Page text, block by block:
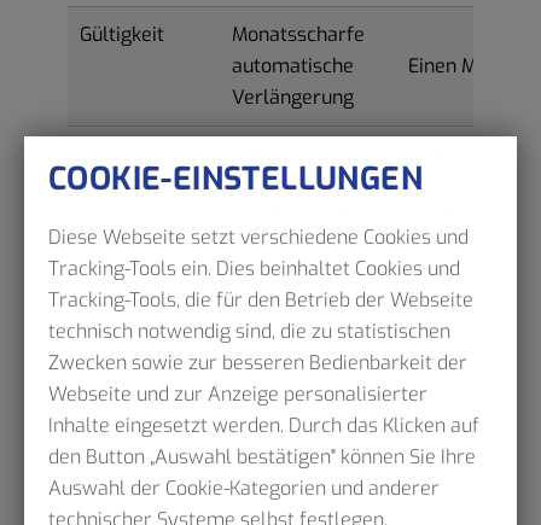
Gültigkeit
Monatsscharfe
automatische
Verlängerung
Einen Monat
mit einem HST-
Abo oder
DeutschlandTicket
mit einem
Abo oder
Kündigungsfrist
Bis zum 10. eines
jeden Monats mit
Ablauf zum
Monatsende
Keine, Ticket
nur für den
gekauften
COOKIE-EINSTELLUNGEN
Diese Webseite setzt verschiedene Cookies und
Tracking-Tools ein. Dies beinhaltet Cookies und
Tracking-Tools, die für den Betrieb der Webseite
technisch notwendig sind, die zu statistischen
Zwecken sowie zur besseren Bedienbarkeit der
Webseite und zur Anzeige personalisierter
Inhalte eingesetzt werden. Durch das Klicken auf
den Button „Auswahl bestätigen" können Sie Ihre
Auswahl der Cookie-Kategorien und anderer
technischer Systeme selbst festlegen.